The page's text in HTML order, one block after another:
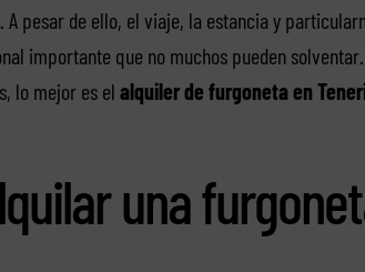
pesar de ello, el viaje, la estancia y
importante que no muchos pueden
lo mejor es el alquiler de furgoneta en
una